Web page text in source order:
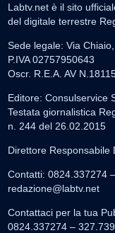
Labtv.net è il sito
del digitale terrestre
Sede legale: Via
P.IVA 02757950643
Oscr. R.E.A. AV
Editore: Consulservice
Testata giornalistica
n. 244 del 26.02.2015
Direttore Responsabile
Contatti: 0824.337274
redazione@labtv.net
Contattaci per la tua
0824.337274 –